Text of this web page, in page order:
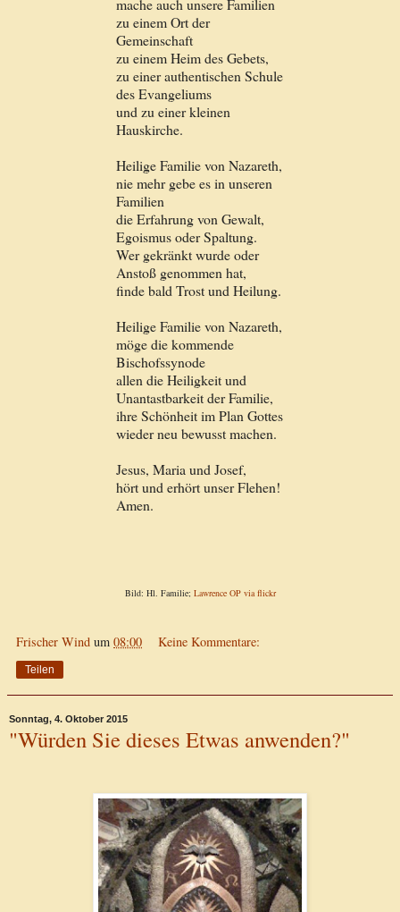
mache auch unsere Familien
zu einem Ort der
Gemeinschaft
zu einem Heim des Gebets,
zu einer authentischen Schule
des Evangeliums
und zu einer kleinen
Hauskirche.
Heilige Familie von Nazareth,
nie mehr gebe es in unseren
Familien
die Erfahrung von Gewalt,
Egoismus oder Spaltung.
Wer gekränkt wurde oder
Anstoß genommen hat,
finde bald Trost und Heilung.
Heilige Familie von Nazareth,
möge die kommende
Bischofssynode
allen die Heiligkeit und
Unantastbarkeit der Familie,
ihre Schönheit im Plan Gottes
wieder neu bewusst machen.
Jesus, Maria und Josef,
hört und erhört unser Flehen!
Amen.
Bild: Hl. Familie; Lawrence OP via flickr
Frischer Wind um 08:00 Keine Kommentare:
Teilen
Sonntag, 4. Oktober 2015
"Würden Sie dieses Etwas anwenden?"